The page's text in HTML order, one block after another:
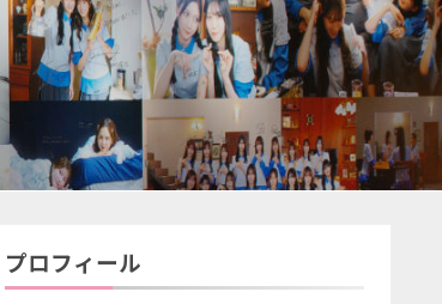
プロフィール